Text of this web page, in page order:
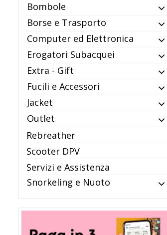
Bombole
Borse e Trasporto
Computer ed Elettronica
Erogatori Subacquei
Extra - Gift
Fucili e Accessori
Jacket
Outlet
Rebreather
Scooter DPV
Servizi e Assistenza
Snorkeling e Nuoto